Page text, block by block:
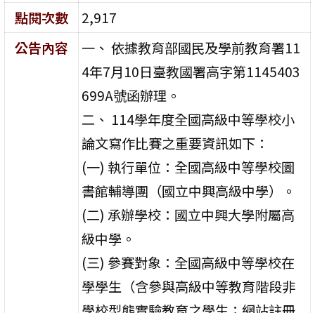
點閱次數
2,917
公告內容
一、 依據教育部國民及學前教育署11
4年7月10日臺教國署高字第1145403
699A號函辦理。
二、 114學年度全國高級中等學校小
論文寫作比賽之重要資訊如下：
(一) 執行單位：全國高級中等學校圖
書館輔導團（國立中興高級中學）。
(二) 承辦學校：國立中興大學附屬高
級中學。
(三) 參賽對象：全國高級中等學校在
學學生（含參與高級中等教育階段非